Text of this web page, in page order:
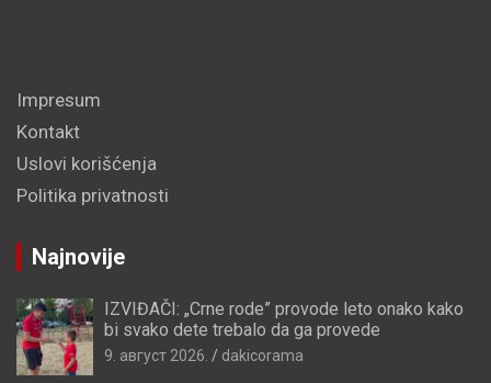
Impresum
Kontakt
Uslovi korišćenja
Politika privatnosti
Najnovije
IZVIĐAČI: „Crne rode” provode leto onako kako
bi svako dete trebalo da ga provede
9. август 2026. dakicorama